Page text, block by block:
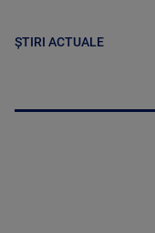
ȘTIRI ACTUALE